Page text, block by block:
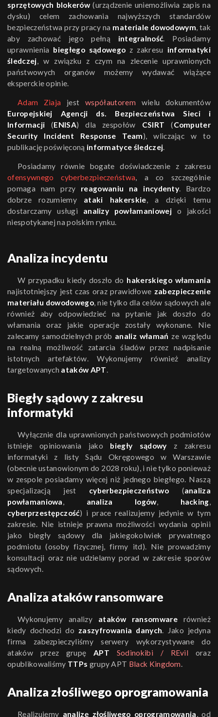
sprzętowych blokerów(urządzenie uniemożliwia zapis na
dysku) celem zachowania najwyższych standardów
bezpieczeństwa przy pracy na materiale dowodowym, tak
aby zachować jego pełną integralność. Posiadamy
uprawnienia biegłego sądowego z zakresu informatyki
śledczej, w związku z czym na zlecenie uprawnionych
państwowych organów możemy wydawać wiążące
eksperckie opinie.
Adam Ziaja jestwspółautoremwielu dokumentów
Europejskiej Agencji ds. Bezpieczeństwa Sieci i
Informacji (ENISA) dla zespołów CSIRT (Computer
Security Incident Response Team), wliczając w to
publikację poświęconą informatyce śledczej.
Posiadamy równie bogate doświadczenie z zakresu
ofensywnego cyberbezpieczeństwa, a co szczególnie
pomaga nam przy reagowaniu na incydenty. Bardzo
dobrze rozumiemy ataki hakerskie, a dzięki temu
dostarczamy usługi analizy powłamaniowejo jakości
niespotykanej na polskim rynku.
Analiza incydentu
W przypadku kiedy doszło do hakerskiego włamania
najistotniejszy jest czas oraz prawidłowe zabezpieczenie
materiału dowodowego, nie tylko dla celów sądowych ale
również aby odpowiedzieć na pytanie jak doszło do
włamania oraz jakie operacje zostały wykonane. Nie
zalecamy samodzielnych prób analiz włamań ze względu
na realną możliwość zatarcia śladów przez nadpisanie
istotnych artefaktów. Wykonujemy również analizy
targetowanych ataków APT.
Biegły sądowy z zakresu
informatyki
Wyłącznie dla uprawnionych państwowych podmiotów
istnieje opiniowania jako biegły sądowy z zakresu
informatyki z listy Sądu Okręgowego w Warszawie
(obecnie ustanowionym do 2028 roku), i nie tylko ponieważ
w zespole posiadamy więcej niż jednego biegłego. Naszą
specjalizacją jest cyberbezpieczeństwo (analiza
powłamaniowa, analiza logów, hacking,
cyberprzestępczość) i prace realizujemy jedynie w tym
zakresie. Nie istnieje prawna możliwości wydania opinii
jako biegły sądowy dla jakiegokolwiek prywatnego
podmiotu (osoby fizycznej, firmy itd). Nie prowadzimy
konsultacji oraz nie udzielamy porad w zakresie sporów
sądowych.
Analiza ataków ransomware
Wykonujemy analizy ataków ransomwarerównież
kiedy dochodzi do zaszyfrowania danych. Jako jedyna
firma zabezpieczyliśmy serwery wykorzystywane do
ataków przez grupęAPT Sodinokibi / REvil oraz
opublikowaliśmy TTPs grupy APT Black Kingdom.
Analiza złośliwego oprogramowania
Realizujemy analizę złośliwego oprogramowania, od